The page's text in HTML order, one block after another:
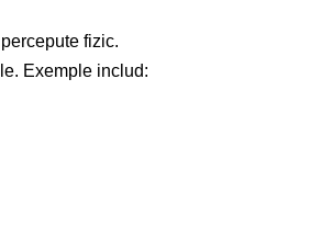
fizic.
Exemple includ: